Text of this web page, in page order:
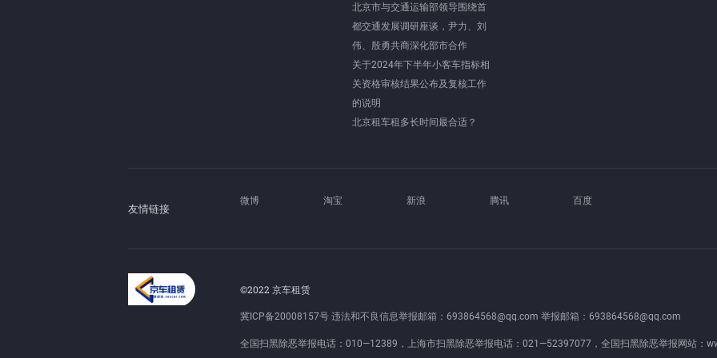
北京市与交通运输部领导围绕首
都交通发展调研座谈，尹力、刘
伟、殷勇共商深化部市合作
关于2024年下半年小客车指标相
关资格审核结果公布及复核工作
的说明
北京租车租多长时间最合适？
友情链接
微博 淘宝 新浪 腾讯 百度
©2022 京车租赁
冀ICP备20008157号 违法和不良信息举报邮箱：693864568@qq.com 举报邮箱：693864568@qq.com
全国扫黑除恶举报电话：010—12389，上海市扫黑除恶举报电话：021—52397077，全国扫黑除恶举报网站：